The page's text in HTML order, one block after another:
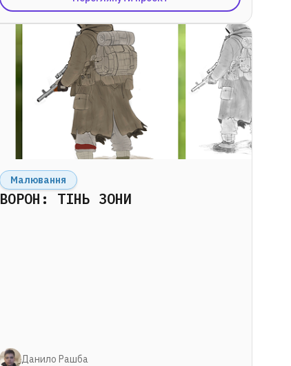
Малювання
ВОРОН: ТІНЬ ЗОНИ
Данило Рашба